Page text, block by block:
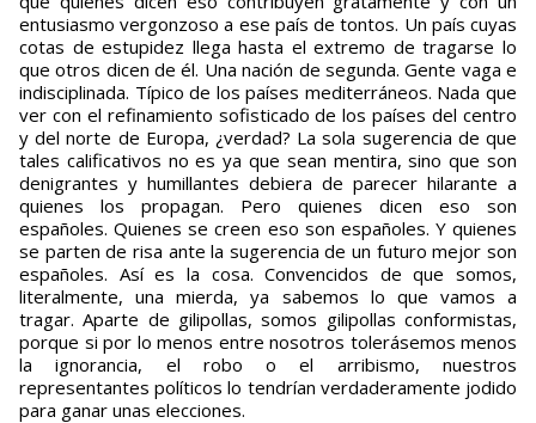
entusiasmo vergonzoso a ese país de tontos. Un país cuyas
cotas de estupidez llega hasta el extremo de tragarse lo
que otros dicen de él. Una nación de segunda. Gente vaga e
indisciplinada. Típico de los países mediterráneos. Nada que
ver con el refinamiento sofisticado de los países del centro
y del norte de Europa, ¿verdad? La sola sugerencia de que
tales calificativos no es ya que sean mentira, sino que son
denigrantes y humillantes debiera de parecer hilarante a
quienes los propagan. Pero quienes dicen eso son
españoles. Quienes se creen eso son españoles. Y quienes
se parten de risa ante la sugerencia de un futuro mejor son
españoles. Así es la cosa. Convencidos de que somos,
literalmente, una mierda, ya sabemos lo que vamos a
tragar. Aparte de gilipollas, somos gilipollas conformistas,
porque si por lo menos entre nosotros tolerásemos menos
la ignorancia, el robo o el arribismo, nuestros
representantes políticos lo tendrían verdaderamente jodido
para ganar unas elecciones.